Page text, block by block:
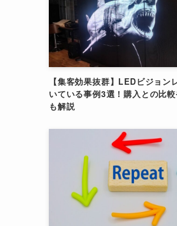
【集客効果抜群】LEDビジョン
いている事例3選！購入との比
も解説